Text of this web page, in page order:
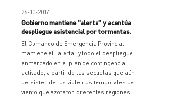
26-10-2016
Gobierno mantiene "alerta" y acentúa
despliegue asistencial por tormentas.
El Comando de Emergencia Provincial
mantiene el "alerta" y todo el despliegue
enmarcado en el plan de contingencia
activado, a partir de las secuelas que aún
persisten de los violentos temporales de
viento que azotaron diferentes regiones